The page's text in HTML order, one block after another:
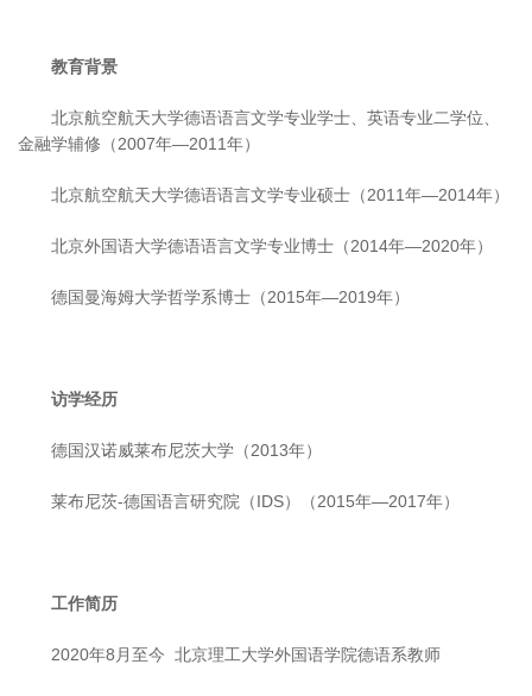
教育背景
北京航空航天大学德语语言文学专业学士、英语专业二学位、
金融学辅修（2007年—2011年）
北京航空航天大学德语语言文学专业硕士（2011年—2014年）
北京外国语大学德语语言文学专业博士（2014年—2020年）
德国曼海姆大学哲学系博士（2015年—2019年）
访学经历
德国汉诺威莱布尼茨大学（2013年）
莱布尼茨-德国语言研究院（IDS）（2015年—2017年）
工作简历
2020年8月至今 北京理工大学外国语学院德语系教师